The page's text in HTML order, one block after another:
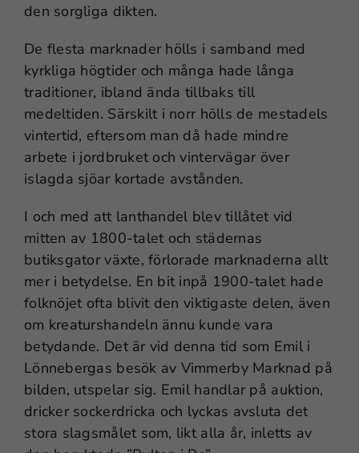
den sorgliga dikten.
De flesta marknader hölls i samband med
kyrkliga högtider och många hade långa
traditioner, ibland ända tillbaks till
medeltiden. Särskilt i norr hölls de mestadels
vintertid, eftersom man då hade mindre
arbete i jordbruket och vintervägar över
islagda sjöar kortade avstånden.
I och med att lanthandel blev tillåtet vid
mitten av 1800-talet och städernas
butiksgator växte, förlorade marknaderna allt
mer i betydelse. En bit inpå 1900-talet hade
folknöjet ofta blivit den viktigaste delen, även
om kreaturshandeln ännu kunde vara
betydande. Det är vid denna tid som Emil i
Lönnebergas besök av Vimmerby Marknad på
bilden, utspelar sig. Emil handlar på auktion,
dricker sockerdricka och lyckas avsluta det
stora slagsmålet som, likt alla år, inletts av